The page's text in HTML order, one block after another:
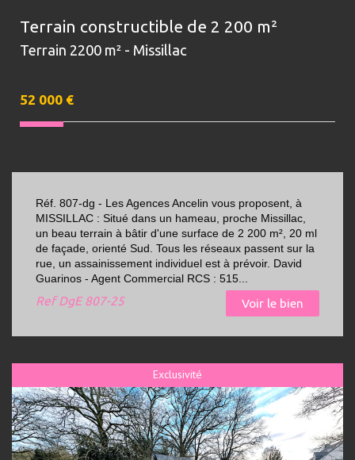
Terrain constructible de 2 200 m²
Terrain 2200 m² - Missillac
52 000 €
Réf. 807-dg - Les Agences Ancelin vous proposent, à
MISSILLAC : Situé dans un hameau, proche Missillac,
un beau terrain à bâtir d'une surface de 2 200 m², 20 ml
de façade, orienté Sud. Tous les réseaux passent sur la
rue, un assainissement individuel est à prévoir. David
Guarinos - Agent Commercial RCS : 515...
RefDgE 807-25 Voir le bien
Exclusivité